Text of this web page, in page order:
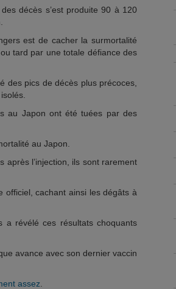
décès s’est produite 90 à 120
est de cacher la surmortalité
tard par une totale défiance des
des pics de décès plus précoces,
au Japon ont été tuées par des
au Japon.
après l’injection, ils sont rarement
officiel, cachant ainsi les dégâts à
a révélé ces résultats choquants
avance avec son dernier vaccin
assez